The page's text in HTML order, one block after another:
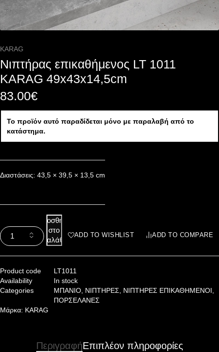
KARAG
Νιπτήρας επικαθήμενος LT 1011
KARAG 49x43x14,5cm
83.00€
Το προϊόν αυτό παραδίδεται μόνο με παραλαβή από το
κατάστημα.
Διαστάσεις: 43,5 × 39,5 × 13,5 cm
Προσθήκη
στο
καλάθι
ADD TO WISHLIST ADD TO COMPARE
Product code
LT1011
Availability
In stock
Categories
ΜΠΑΝΙΟ, ΝΙΠΤΗΡΕΣ, ΝΙΠΤΗΡΕΣ ΕΠΙΚΑΘΗΜΕΝΟΙ,
ΠΟΡΣΕΛΑΝΕΣ
Μάρκα: KARAG
ΠεριγραφήΕπιπλέον πληροφορίες